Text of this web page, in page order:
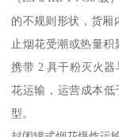
的不规则形状，货厢
止烟花受潮或热量
携带 2 具干粉灭火
花运输，运营成本
型。​